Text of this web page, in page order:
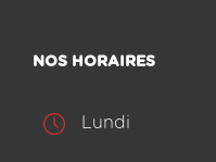
NOS HORAIRES
Lundi